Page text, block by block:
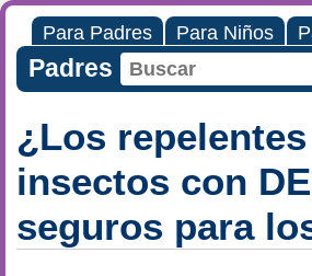
Para Padres Para Niños
Padres
¿Los
insectos con
seguros para